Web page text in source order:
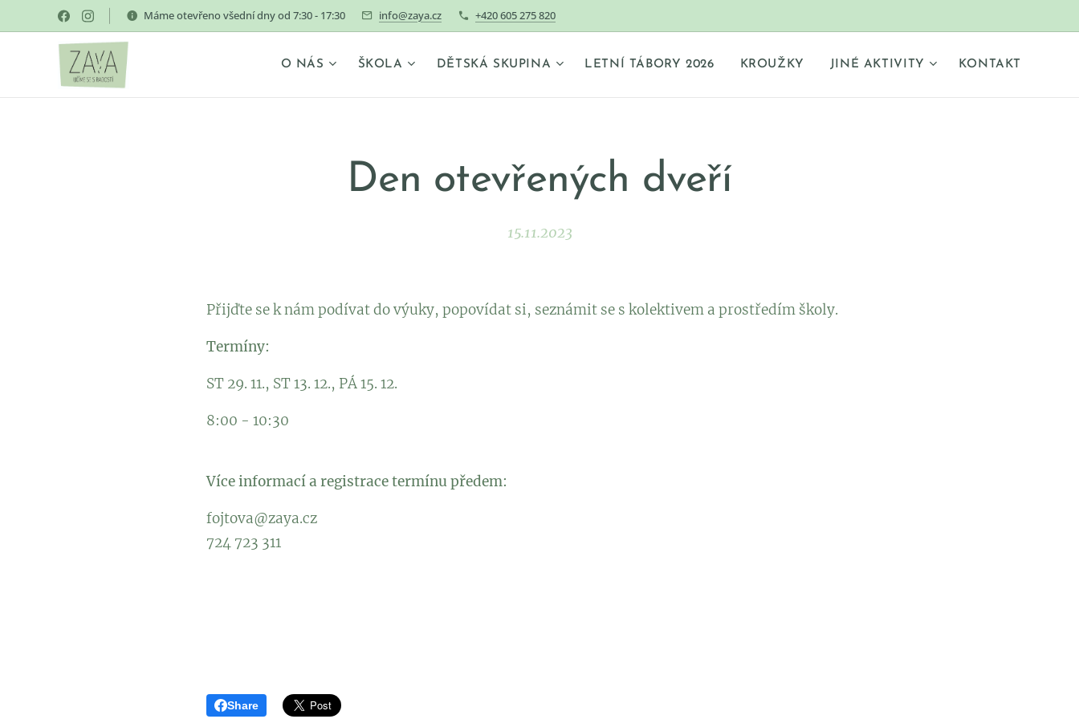
Máme otevřeno všední dny od 7:30 - 17:30 info@zaya.cz +420 605 275 820
O NÁS ŠKOLA DĚTSKÁ SKUPINA LETNÍ TÁBORY 2026 KROUŽKY JINÉ AKTIVITY KONTAKT
Den otevřených dveří
15.11.2023
Přijďte se k nám podívat do výuky, popovídat si, seznámit se s kolektivem a prostředím školy.
Termíny:
ST 29. 11., ST 13. 12., PÁ 15. 12.
8:00 - 10:30
Více informací a registrace termínu předem:
fojtova@zaya.cz
724 723 311
Share